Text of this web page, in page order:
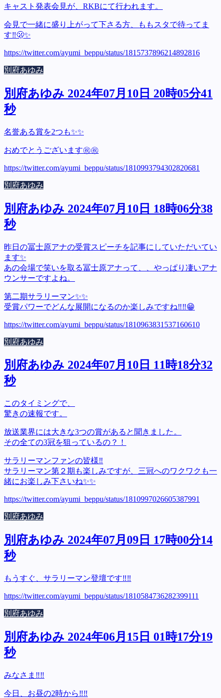
キャスト発表会見が、RKBにて行われます。
会見で一緒に盛り上がって下さる方、ももスタで待ってま
す‼️🫢✨
https://twitter.com/ayumi_beppu/status/1815737896214892816
別府あゆみ
別府あゆみ 2024年07月10日 20時05分41
秒
名誉ある賞を2つも✨✨
おめでとうございます㊗️㊗️
https://twitter.com/ayumi_beppu/status/1810993794302820681
別府あゆみ
別府あゆみ 2024年07月10日 18時06分38
秒
昨日の冨士原アナの受賞スピーチを記事にしていただいてい
ます✨
あの会場で笑いを取る冨士原アナって、、やっぱり凄いアナ
ウンサーですよね。
第二期サラリーマン✨✨
受賞パワーでどんな展開になるのか楽しみですね‼️‼️😁
https://twitter.com/ayumi_beppu/status/1810963831537160610
別府あゆみ
別府あゆみ 2024年07月10日 11時18分32
秒
このタイミングで、
驚きの速報です。
放送業界には大きな3つの賞があると聞きました。
その全ての3冠を狙っているの？！
サラリーマンファンの皆様‼️
サラリーマン第２期も楽しみですが、三冠へのワクワクも一
緒にお楽しみ下さいね✨✨
https://twitter.com/ayumi_beppu/status/1810997026605387991
別府あゆみ
別府あゆみ 2024年07月09日 17時00分14
秒
もうすぐ、サラリーマン登壇です‼️‼️
https://twitter.com/ayumi_beppu/status/1810584736282399111
別府あゆみ
別府あゆみ 2024年06月15日 01時17分19
秒
みなさま‼️‼️
今日、お昼の2時から‼️‼️